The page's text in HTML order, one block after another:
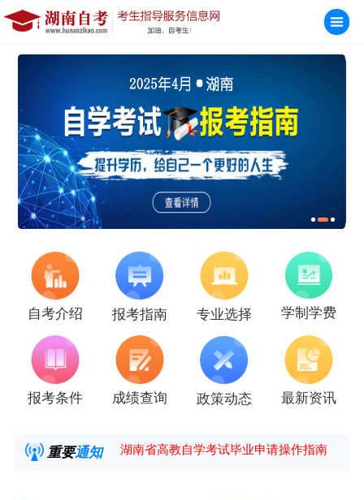
自考介绍 报考指南 专业选择 学制学费
报考条件 成绩查询 政策动态 最新资讯
重要通知
湖南省高教自学考试毕业申请操作指南